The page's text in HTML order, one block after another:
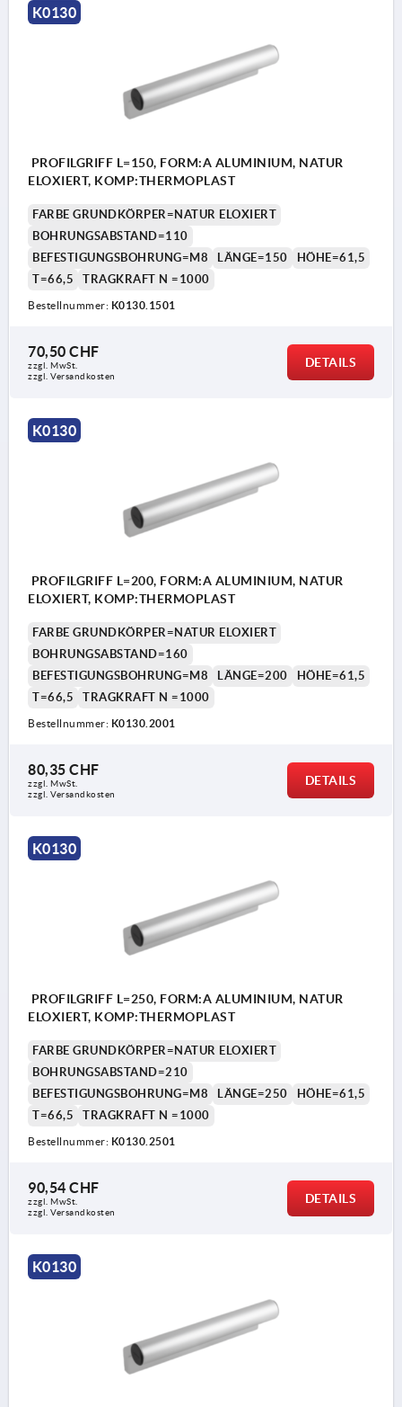
1) mittlere Gewindebohrung nur bei L ≥ 400 mm
K0130
PROFILGRIFF L=150, FORM:A ALUMINIUM, NATUR
ELOXIERT, KOMP:THERMOPLAST
FARBE GRUNDKÖRPER=NATUR ELOXIERT
BOHRUNGSABSTAND=110
BEFESTIGUNGSBOHRUNG=M8
LÄNGE=150
HÖHE=61,5
T=66,5
TRAGKRAFT N =1000
Bestellnummer: K0130.1501
70,50 CHF
zzgl. MwSt.
zzgl. Versandkosten
DETAILS
K0130
PROFILGRIFF L=200, FORM:A ALUMINIUM, NATUR
ELOXIERT, KOMP:THERMOPLAST
FARBE GRUNDKÖRPER=NATUR ELOXIERT
BOHRUNGSABSTAND=160
BEFESTIGUNGSBOHRUNG=M8
LÄNGE=200
HÖHE=61,5
T=66,5
TRAGKRAFT N =1000
Bestellnummer: K0130.2001
80,35 CHF
zzgl. MwSt.
zzgl. Versandkosten
DETAILS
K0130
PROFILGRIFF L=250, FORM:A ALUMINIUM, NATUR
ELOXIERT, KOMP:THERMOPLAST
FARBE GRUNDKÖRPER=NATUR ELOXIERT
BOHRUNGSABSTAND=210
BEFESTIGUNGSBOHRUNG=M8
LÄNGE=250
HÖHE=61,5
T=66,5
TRAGKRAFT N =1000
Bestellnummer: K0130.2501
90,54 CHF
zzgl. MwSt.
zzgl. Versandkosten
DETAILS
K0130